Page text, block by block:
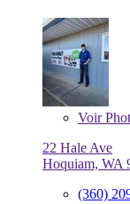
Voir
22 Hale Ave
Hoquiam, WA
(360)